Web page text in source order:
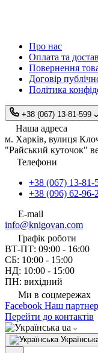
Про нас
Оплата та
Повернення
Договір
Політика
+38 (067) 13-81-599
Наша адреса
м. Харків, вулиця
"Райський куточок"
Телефони
+38 (067) 13-81-
+38 (096) 62-96-
E-mail
info@knigovan.com
Графік роботи
ВТ-ПТ: 09:00 - 16:00
СБ: 10:00 - 15:00
НД: 10:00 - 15:00
ПН: вихідний
Ми в соцмережах
Facebook Наш
Перейти до контактів
ua